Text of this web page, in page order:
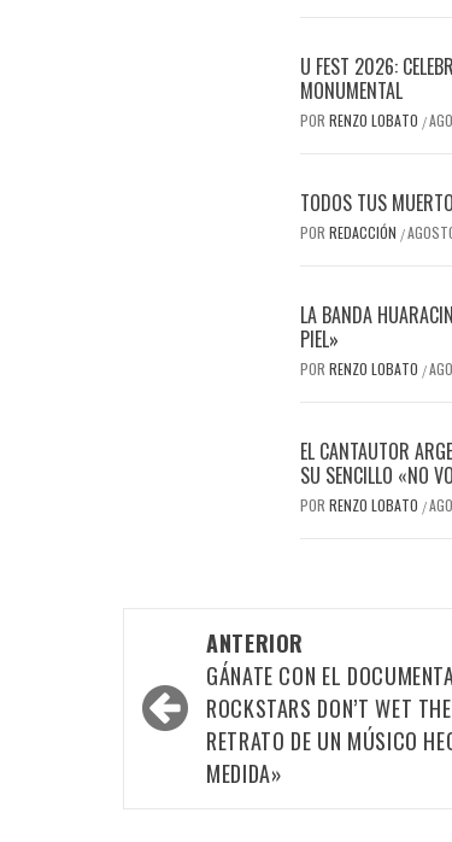
U FEST 2026:
MONUMENTAL
POR RENZO LOBATO /
TODOS TUS
POR REDACCIÓN /
LA BANDA
PIEL»
POR RENZO LOBATO /
EL CANTAUTOR
SU SENCILLO «NO
POR RENZO LOBATO /
Navegación
por
las
entradas
ANTERIOR
GÁNATE CON EL
ROCKSTARS DON’T WET
RETRATO DE UN MÚSICO
MEDIDA»